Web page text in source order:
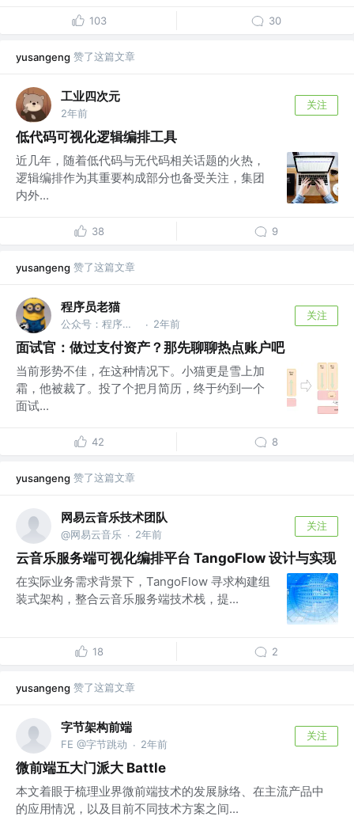
103 30
yusangeng 赞了这篇文章
工业四次元
2年前
关注
低代码可视化逻辑编排工具
近几年，随着低代码与无代码相关话题的火热，
逻辑编排作为其重要构成部分也备受关注，集团
内外...
38 9
yusangeng 赞了这篇文章
程序员老猫
公众号：程序员老猫 · 2年前
关注
面试官：做过支付资产？那先聊聊热点账户吧
当前形势不佳，在这种情况下。小猫更是雪上加
霜，他被裁了。投了个把月简历，终于约到一个
面试...
42 8
yusangeng 赞了这篇文章
网易云音乐技术团队
@网易云音乐 · 2年前
关注
云音乐服务端可视化编排平台 TangoFlow 设计与实现
在实际业务需求背景下，TangoFlow 寻求构建组
装式架构，整合云音乐服务端技术栈，提...
18 2
yusangeng 赞了这篇文章
字节架构前端
FE @字节跳动 · 2年前
关注
微前端五大门派大 Battle
本文着眼于梳理业界微前端技术的发展脉络、在主流产品中
的应用情况，以及目前不同技术方案之间...